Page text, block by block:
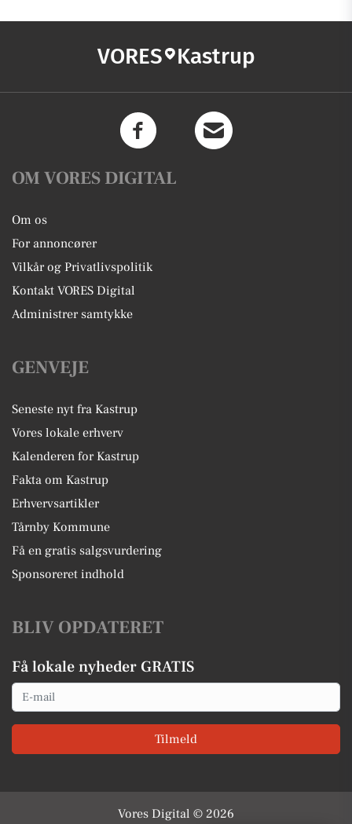
VORES Kastrup
OM VORES DIGITAL
Om os
For annoncører
Vilkår og Privatlivspolitik
Kontakt VORES Digital
Administrer samtykke
GENVEJE
Seneste nyt fra Kastrup
Vores lokale erhverv
Kalenderen for Kastrup
Fakta om Kastrup
Erhvervsartikler
Tårnby Kommune
Få en gratis salgsvurdering
Sponsoreret indhold
BLIV OPDATERET
Få lokale nyheder GRATIS
Email
Tilmeld
Vores Digital © 2026